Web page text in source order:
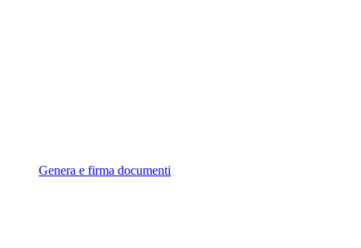
Genera e firma documenti